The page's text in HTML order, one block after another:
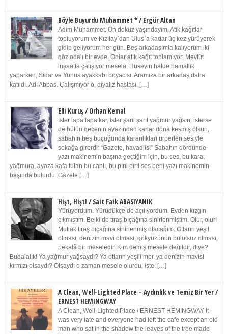
Böyle Buyurdu Muhammet * / Ergür Altan
Adım Muhammet. On dokuz yaşındayım. Atık kağıtlar
topluyorum ve Kızılay`dan Ulus`a kadar üç kez yürüyerek
gidip geliyorum her gün. Beş arkadaşımla kalıyorum iki
göz odalı bir evde. Onlar atık kağıt toplamıyor; Mevlüt
inşaatta çalışıyor mesela, Hüseyin halde hamallık
yaparken, Sidar ve Yunus ayakkabı boyacısı. Aramıza bir arkadaş daha
katıldı. Adı Abbas. Çalışmıyor o, diyaliz hastası. […]
Elli Kuruş / Orhan Kemal
İster lapa lapa kar, ister şarıl şarıl yağmur yağsın, isterse
de bütün gecenin ayazından karlar dona kesmiş olsun,
sabahın beş buçuğunda karanlıkları ürperten sesiyle
sokağa girerdi: “Gazete, havadiis!” Sabahın dördünde
yazı makinemin başına geçtiğim için, bu ses, bu kara,
yağmura, ayaza kafa tutan bu canlı, bu pırıl pırıl ses beni yazı makinemin
başında bulurdu. Gazete […]
Hişt, Hişt! / Sait Faik ABASIYANIK
Yürüyordum. Yürüdükçe de açılıyordum. Evden kızgın
çıkmıştım. Belki de tıraş bıçağına sinirlenmiştim. Olur, olur!
Mutlak tıraş bıçağına sinirlenmiş olacağım. Otların yeşil
olması, denizin mavi olması, gökyüzünün bulutsuz olması,
pekalâ bir meseledir. Kim demiş mesele değildir, diye?
Budalalık! Ya yağmur yağsaydı? Ya otların yeşili mor, ya denizin mavisi
kırmızı olsaydı? Olsaydı o zaman mesele olurdu, işte. […]
A Clean, Well-Lighted Place – Aydınlık ve Temiz Bir Yer /
ERNEST HEMINGWAY
A Clean, Well-Lighted Place / ERNEST HEMINGWAY It
was very late and everyone had left the cafe except an old
man who sat in the shadow the leaves of the tree made